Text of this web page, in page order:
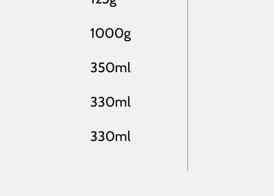
1000g
350ml
330ml
330ml